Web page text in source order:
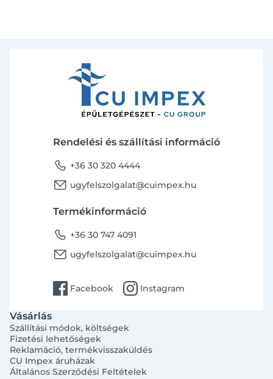
Rendelési és szállítási információ
phone +36 30 320 4444
email ugyfelszolgalat@cuimpex.hu
Termékinformáció
phone +36 30 747 4091
email ugyfelszolgalat@cuimpex.hu
facebook Facebook instagram Instagram
Vásárlás
Szállítási módok, költségek
Fizetési lehetőségek
Reklamáció, termékvisszaküldés
CU Impex áruházak
Általános Szerződési Feltételek